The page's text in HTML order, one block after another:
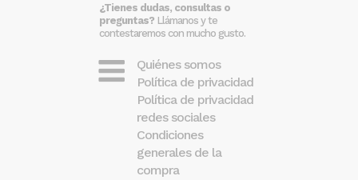
¿Tienes dudas, consultas o
preguntas? Llámanos y te
contestaremos con mucho gusto.
Quiénes somos
Política de privacidad
Política de privacidad
redes sociales
Condiciones
generales de la
compra